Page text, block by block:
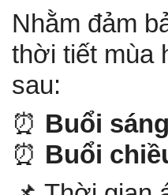
Nhằm đảm
thời tiết mùa
sau:
⏰ Buổi
⏰ Buổi